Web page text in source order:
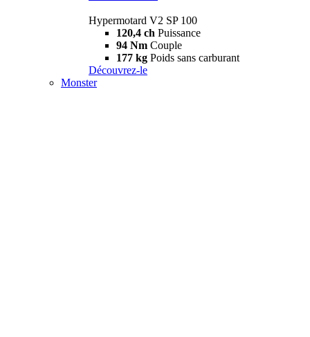
Hypermotard V2 SP 100
120,4 ch Puissance
94 Nm Couple
177 kg Poids sans carburant
Découvrez-le
Monster